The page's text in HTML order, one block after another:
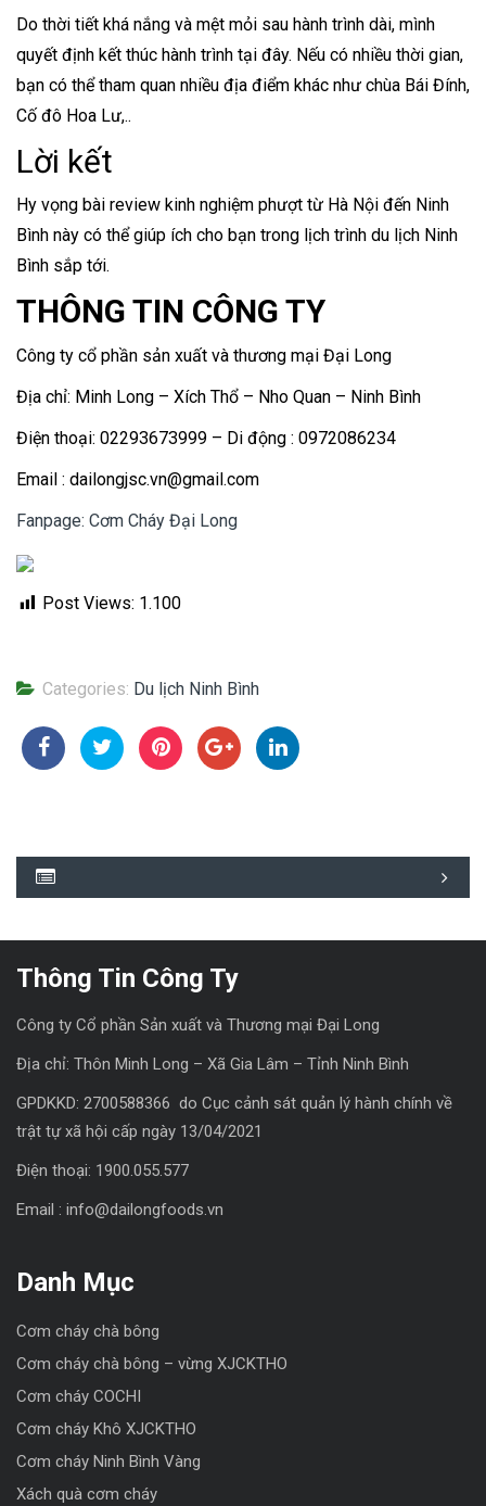
Do thời tiết khá nắng và mệt mỏi sau hành trình dài, mình
quyết định kết thúc hành trình tại đây. Nếu có nhiều thời gian,
bạn có thể tham quan nhiều địa điểm khác như chùa Bái Đính,
Cố đô Hoa Lư,..
Lời kết
Hy vọng bài review kinh nghiệm phượt từ Hà Nội đến Ninh
Bình này có thể giúp ích cho bạn trong lịch trình du lịch Ninh
Bình sắp tới.
THÔNG TIN CÔNG TY
Công ty cổ phần sản xuất và thương mại Đại Long
Địa chỉ: Minh Long – Xích Thổ – Nho Quan – Ninh Bình
Điện thoại: 02293673999 – Di động : 0972086234
Email : dailongjsc.vn@gmail.com
Fanpage: Cơm Cháy Đại Long
Post Views: 1.100
Categories: Du lịch Ninh Bình
Thông Tin Công Ty
Công ty Cổ phần Sản xuất và Thương mại Đại Long
Địa chỉ: Thôn Minh Long – Xã Gia Lâm – Tỉnh Ninh Bình
GPDKKD: 2700588366 do Cục cảnh sát quản lý hành chính về
trật tự xã hội cấp ngày 13/04/2021
Điện thoại: 1900.055.577
Email : info@dailongfoods.vn
Danh Mục
Cơm cháy chà bông
Cơm cháy chà bông – vừng XJCKTHO
Cơm cháy COCHI
Cơm cháy Khô XJCKTHO
Cơm cháy Ninh Bình Vàng
Xách quà cơm cháy